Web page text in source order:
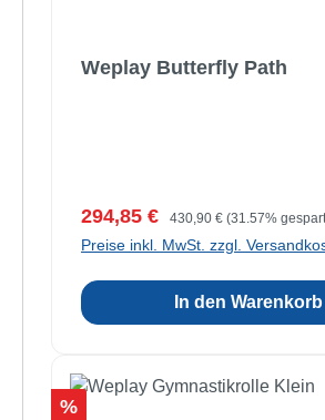
Weplay Butterfly Path
Verkaufspreis:
294,85 € Regulärer Preis:
430,90 € (31.57%
Preise inkl. MwSt. zzgl.
In den Warenkorb
Rabatt
%